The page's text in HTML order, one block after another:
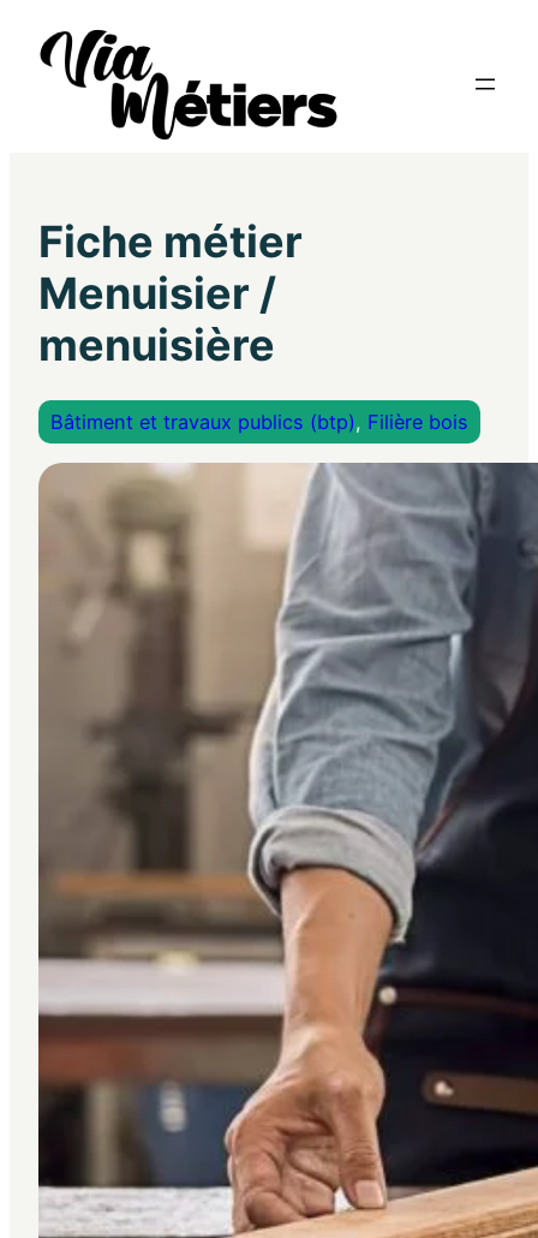
Fiche métier
Menuisier /
menuisière
Bâtiment et travaux publics (btp), Filière bois